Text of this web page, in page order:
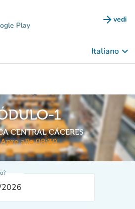
Play arrow_forward vedi
Italiano keyboard_arrow_down
1
CENTRAL CÁCERES
Apre alle 08:30